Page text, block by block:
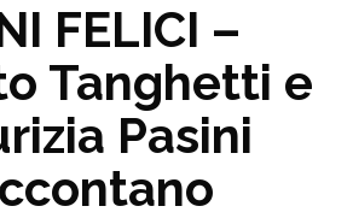
FELICI –
Tanghetti e
Pasini